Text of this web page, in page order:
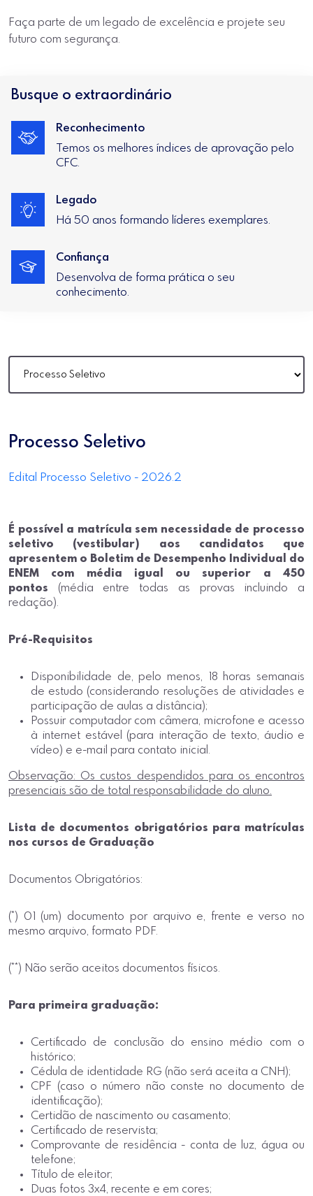
Faça parte de um legado de excelência e projete seu
futuro com segurança.
Busque o extraordinário
Reconhecimento
Temos os melhores índices de aprovação pelo
CFC.
Legado
Há 50 anos formando líderes exemplares.
Confiança
Desenvolva de forma prática o seu
conhecimento.
Processo Seletivo
Edital Processo Seletivo - 2026.2
É possível a matrícula sem necessidade de processo
seletivo (vestibular) aos candidatos que
apresentem o Boletim de Desempenho Individual do
ENEM com média igual ou superior a 450
pontos (média entre todas as provas incluindo a
redação).
Pré-Requisitos
Disponibilidade de, pelo menos, 18 horas semanais
de estudo (considerando resoluções de atividades e
participação de aulas a distância);
Possuir computador com câmera, microfone e acesso
à internet estável (para interação de texto, áudio e
vídeo) e e-mail para contato inicial.
Observação: Os custos despendidos para os encontros
presenciais são de total responsabilidade do aluno.
Lista de documentos obrigatórios para matrículas
nos cursos de Graduação
Documentos Obrigatórios:
(*) 01 (um) documento por arquivo e, frente e verso no
mesmo arquivo, formato PDF.
(**) Não serão aceitos documentos físicos.
Para primeira graduação:
Certificado de conclusão do ensino médio com o
histórico;
Cédula de identidade RG (não será aceita a CNH);
CPF (caso o número não conste no documento de
identificação);
Certidão de nascimento ou casamento;
Certificado de reservista;
Comprovante de residência - conta de luz, água ou
telefone;
Título de eleitor;
Duas fotos 3x4, recente e em cores;